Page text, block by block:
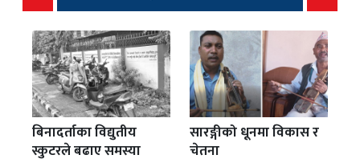
बिनादर्ताका विद्युतीय
स्कुटरले बढाए समस्या
सारङ्गीको धूनमा विकास र
चेतना